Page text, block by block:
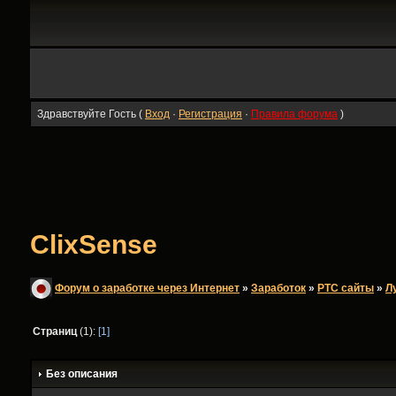
Здравствуйте Гость ( Вход · Регистрация · Правила форума )
ClixSense
Форум о заработке через Интернет » Заработок » PTC сайты »
Страниц(1): [1]
Без описания